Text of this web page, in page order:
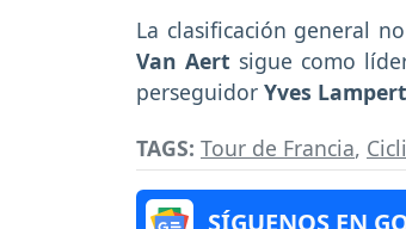
La clasificación general
Van Aert sigue como
perseguidor Yves
TAGS: Tour de Francia,